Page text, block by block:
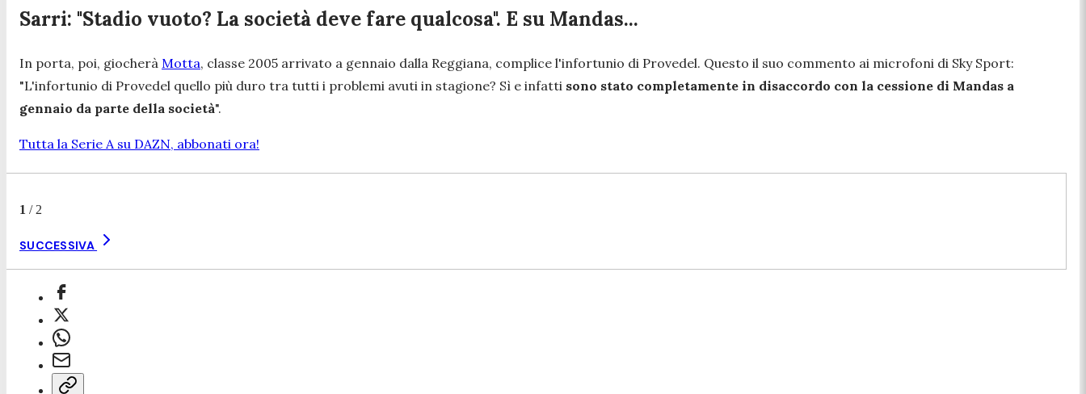
Sarri: "Stadio vuoto? La società deve fare qualcosa". E su Mandas...
In porta, poi, giocherà Motta, classe 2005 arrivato a gennaio dalla Reggiana, complice l'infortunio di Provedel. Questo il suo commento ai microfoni di Sky Sport:
"L'infortunio di Provedel quello più duro tra tutti i problemi avuti in stagione? Sì e infatti sono stato completamente in disaccordo con la cessione di Mandas a
gennaio da parte della società".
Tutta la Serie A su DAZN, abbonati ora!
1 /2
SUCCESSIVA